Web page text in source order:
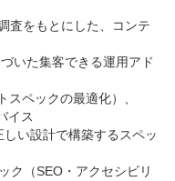
査をもとにした、コンテ
いた集客できる運用アド
ペックの最適化）、
イス
い設計で構築するスペッ
ク（SEO・アクセシビリ